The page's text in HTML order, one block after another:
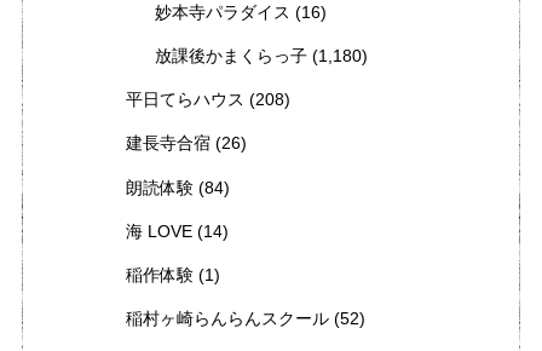
妙本寺パラダイス (16)
放課後かまくらっ子(1,180)
平日てらハウス (208)
建長寺合宿(26)
朗読体験(84)
海 LOVE(14)
稲作体験(1)
稲村ヶ崎らんらんスクール(52)